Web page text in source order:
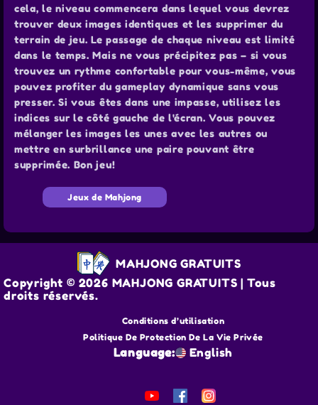
cela, le niveau commencera dans lequel vous devrez
trouver deux images identiques et les supprimer du
terrain de jeu. Le passage de chaque niveau est limité
dans le temps. Mais ne vous précipitez pas – si vous
trouvez un rythme confortable pour vous-même, vous
pouvez profiter du gameplay dynamique sans vous
presser. Si vous êtes dans une impasse, utilisez les
indices sur le côté gauche de l'écran. Vous pouvez
mélanger les images les unes avec les autres ou
mettre en surbrillance une paire pouvant être
supprimée. Bon jeu!
Jeux de Mahjong
MAHJONG GRATUITS
Copyright © 2026 MAHJONG GRATUITS | Tous
droits réservés.
Conditions d’utilisation
Politique De Protection De La Vie Privée
Language: English